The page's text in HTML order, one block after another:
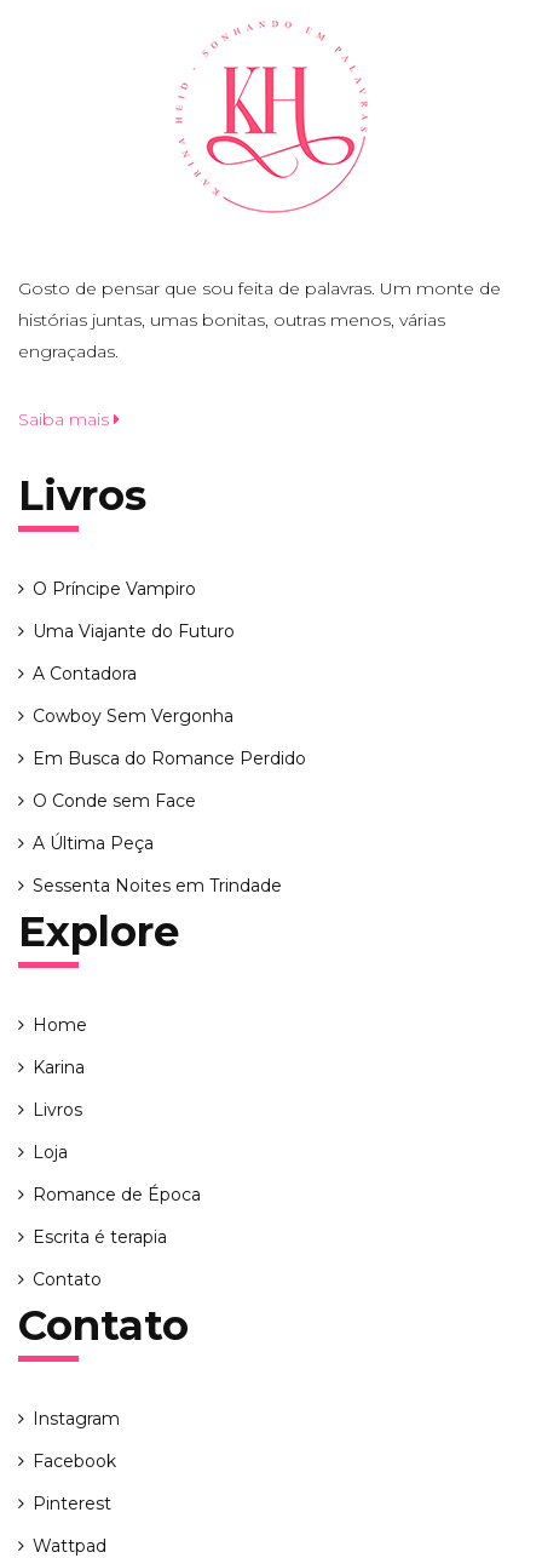
Gosto de pensar que sou feita de palavras. Um monte de
histórias juntas, umas bonitas, outras menos, várias
engraçadas.
Saiba mais
Livros
O Príncipe Vampiro
Uma Viajante do Futuro
A Contadora
Cowboy Sem Vergonha
Em Busca do Romance Perdido
O Conde sem Face
A Última Peça
Sessenta Noites em Trindade
Explore
Home
Karina
Livros
Loja
Romance de Época
Escrita é terapia
Contato
Contato
Instagram
Facebook
Pinterest
Wattpad